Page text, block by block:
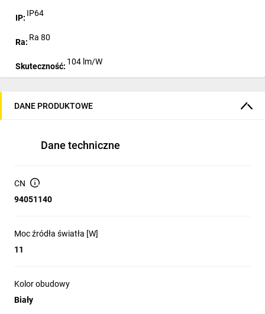
IP: IP64
Ra: Ra 80
Skuteczność: 104 lm/W
wandalizmem. Zwarta konstrukcja o wysokiej klasie szczelności
zanieczyszczeniami i wilgocią. Energooszczędne źródło światła
DANE PRODUKTOWE
Dane techniczne
CN
94051140
Moc źródła światła [W]
11
Kolor obudowy
Biały